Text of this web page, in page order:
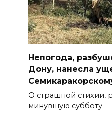
Непогода,
Дону, нанесла
О страшной стихии,
минувшую субботу